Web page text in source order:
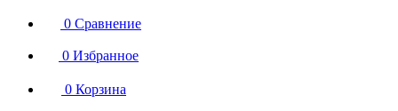
0 Сравнение
0 Избранное
0 Корзина